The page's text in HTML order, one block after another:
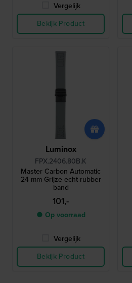
Vergelijk
Bekijk Product
Luminox
FPX.2406.80B.K
Master Carbon Automatic
24 mm Grijze echt rubber
band
101,-
● Op voorraad
Vergelijk
Bekijk Product